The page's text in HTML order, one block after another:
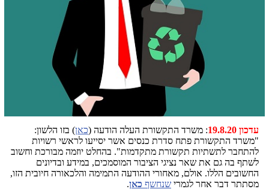
עדכון 19.8.20 : משרד התקשורת העלה הודעה (כאן) בזו הלשון:
"משרד התקשורת פתח סדרת כנסים אשר יסייעו לראשי רשויות
להתחבר לתשתיות תקשורת מתקדמות". בהחלט יוזמה מבורכת וחשוב
לשתף בה גם את שאר נציגי הציבור המוסמכים, במידע ובדיונים
החשובים הללו. אולם, מאחורי ההודעה התמימה והלכאורה חיובית הזו,
מסתתר דבר אחר לגמרי שנחשף כאן.